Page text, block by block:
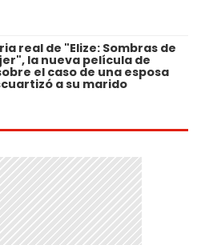
real de "Elize: Sombras de
la nueva película de
el caso de una esposa
a su marido